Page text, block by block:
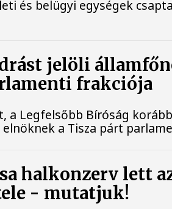
és belügyi egységek
jelöli
frakciója
a Legfelsőbb Bíróság
a Tisza párt
halkonzerv lett
- mutatjuk!